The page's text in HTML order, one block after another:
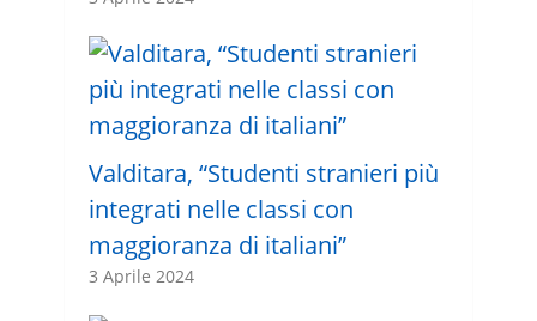
Valditara, “Studenti stranieri più
integrati nelle classi con
maggioranza di italiani”
3 Aprile 2024